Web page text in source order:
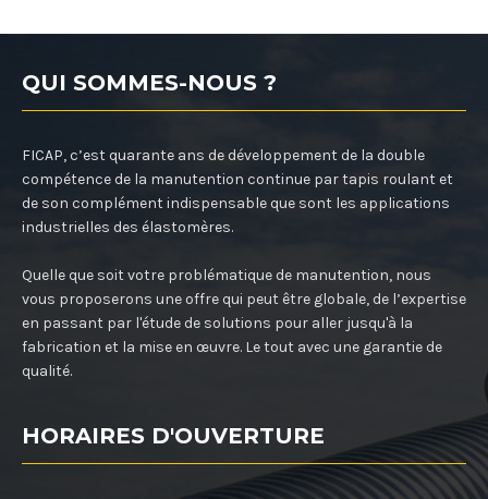
QUI SOMMES-NOUS ?
FICAP, c’est quarante ans de développement de la double
compétence de la manutention continue par tapis roulant et
de son complément indispensable que sont les applications
industrielles des élastomères.
Quelle que soit votre problématique de manutention, nous
vous proposerons une offre qui peut être globale, de l’expertise
en passant par l'étude de solutions pour aller jusqu'à la
fabrication et la mise en œuvre. Le tout avec une garantie de
qualité.
HORAIRES D'OUVERTURE